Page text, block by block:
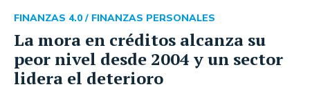
La mora en créditos alcanza su
peor nivel desde 2004 y un sector
lidera el deterioro
FINANZAS 4.0 / FINANZAS PERSONALES